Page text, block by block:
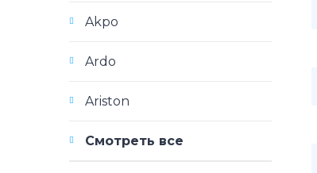
Akpo
Ardo
Ariston
Смотреть все